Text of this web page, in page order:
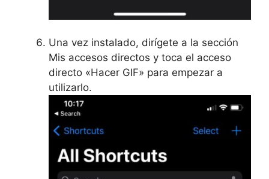
Una vez instalado, dirígete a la sección
Mis accesos directos y toca el acceso
directo «Hacer GIF» para empezar a
utilizarlo.